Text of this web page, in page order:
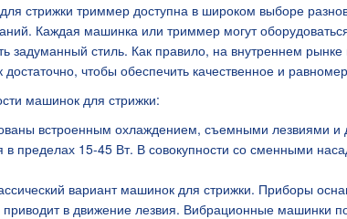
стрижки триммер доступна в широком выборе
Каждая машинка или триммер могут
задуманный стиль. Как правило, на внутреннем
достаточно, чтобы обеспечить качественное и
машинок для стрижки:
встроенным охлаждением, съемными лезвиями
в пределах 15-45 Вт. В совокупности со сменными
вариант машинок для стрижки. Приборы
в движение лезвия. Вибрационные машинки